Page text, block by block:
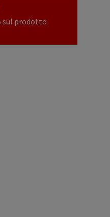
sul prodotto